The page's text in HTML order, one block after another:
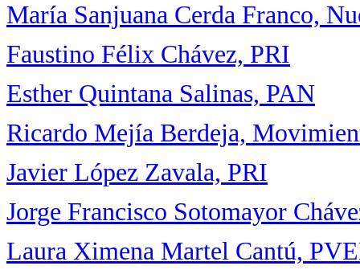
María Sanjuana Cerda Franco,
Faustino Félix Chávez, PRI
Esther Quintana Salinas, PAN
Ricardo Mejía Berdeja,
Javier López Zavala, PRI
Jorge Francisco Sotomayor
Laura Ximena Martel Cantú,